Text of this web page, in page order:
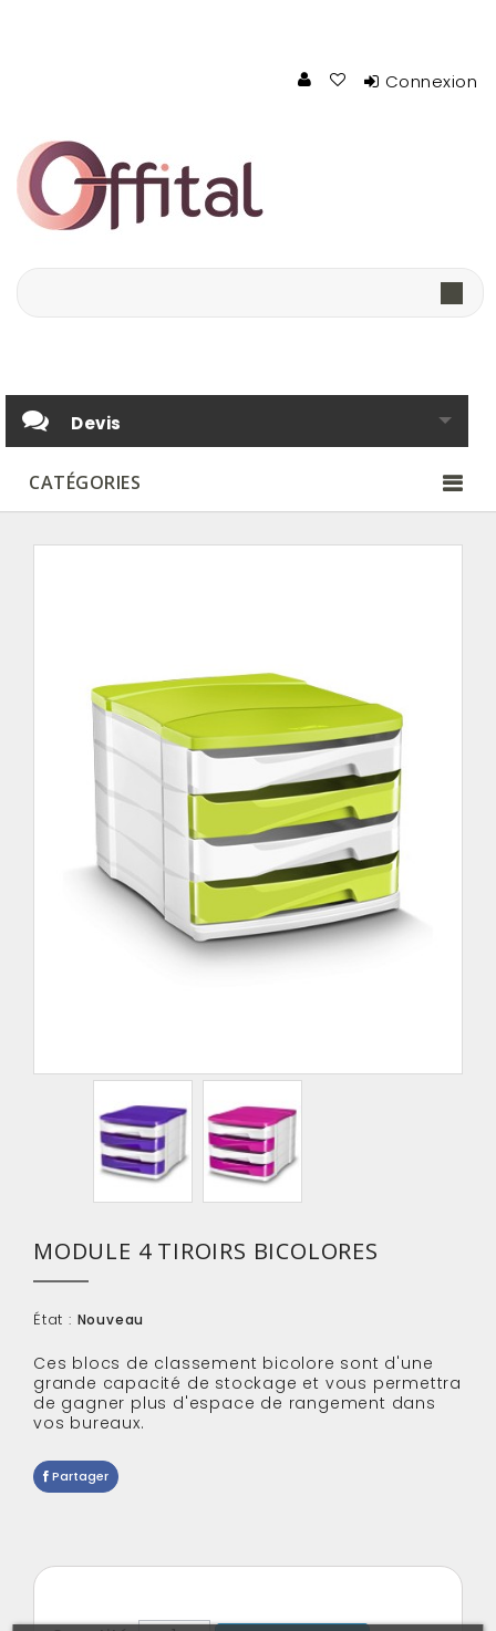
Connexion
Devis
CATÉGORIES
MODULE 4 TIROIRS BICOLORES
État : Nouveau
Ces blocs de classement bicolore sont d'une
grande capacité de stockage et vous permettra
de gagner plus d'espace de rangement dans
vos bureaux.
Partager